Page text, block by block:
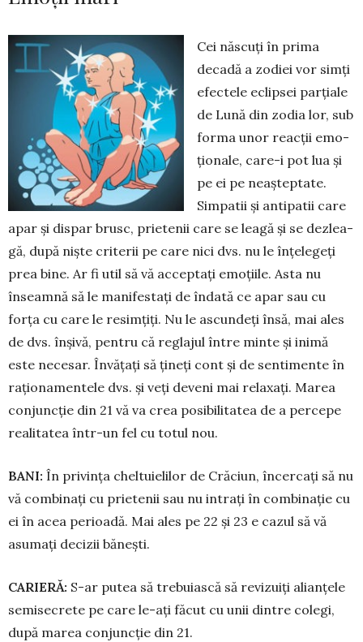
Cei născuți în prima
decadă a zodiei vor simți
efectele eclipsei parțiale
de Lună din zodia lor, sub
forma unor reacții emo­
țio­nale, care-i pot lua și
pe ei pe ne­așteptate.
Simpatii și anti­pa­tii care
apar și dispar brusc, pri­etenii care se leagă și se dez­lea­
gă, după niște criterii pe ca­re nici dvs. nu le înțelegeți
prea bine. Ar fi util să vă acceptați emoțiile. Asta nu
înseamnă să le manifestați de îndată ce apar sau cu
forța cu care le resimțiți. Nu le ascundeți însă, mai ales
de dvs. înșivă, pentru că reglajul între minte și inimă
este necesar. Învățați să țineți cont și de sentimente în
rațio­na­mentele dvs. și veți deveni mai re­laxați. Marea
conjuncție din 21 vă va crea posibilitatea de a percepe
realitatea într-un fel cu totul nou.
BANI: În privința cheltuielilor de Crăciun, încercați să nu
vă combinați cu prietenii sau nu in­trați în combinație cu
ei în acea perioadă. Mai ales pe 22 și 23 e ca­zul să vă
asumați decizii bănești.
CARIERĂ: S-ar putea să trebuiască să re­vizuiți alianțele
semise­cre­te pe care le-ați făcut cu unii dintre colegi,
după marea conjuncție din 21.